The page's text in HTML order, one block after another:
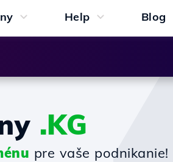
Help Blog
.KG
pre vaše podnikanie!